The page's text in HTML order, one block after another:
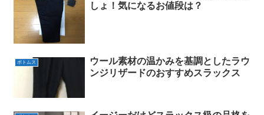
しょ！気になるお値段は？
ボトムス
ウール素材の温かみを基調としたラウ
ンジリザードのおすすめスラックス